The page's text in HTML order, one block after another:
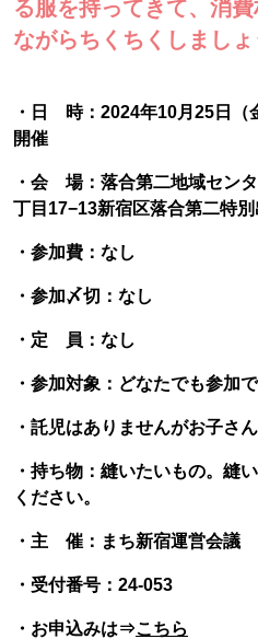
る服を持ってきて、消
ながらちくちくしましょ
・日 時：2024年10月25日（
開催
・会 場：落合第二地域セン
丁目17−13新宿区落合第二特
・参加費：なし
・参加〆切：なし
・定 員：なし
・参加対象：どなたでも参加
・託児はありませんがお子さ
・持ち物：縫いたいもの。縫
ください。
・主 催：まち新宿運営会議
・受付番号：24-053
・お申込みは⇒こちら